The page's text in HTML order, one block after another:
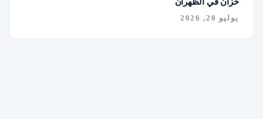
يوليو 20, 2026